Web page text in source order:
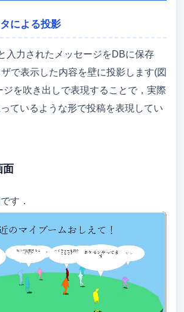
による投影
入力されたメッセージをDBに保存
で表示した内容を壁に投影します(図
ジを吹き出しで表現することで，実際
ているような形で投稿を表現してい
面
す．